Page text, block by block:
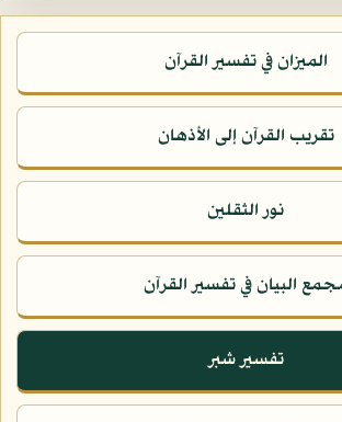
الميزان في تفسير القرآن
تقريب القرآن إلى الأذهان
نور الثقلين
البيان في تفسير القرآن
تفسير شبر